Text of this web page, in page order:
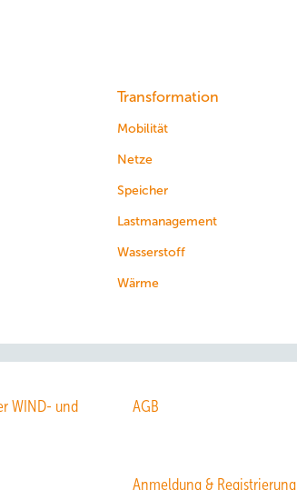
Transformation
Mobilität
Netze
Speicher
Lastmanagement
Wasserstoff
Wärme
WIND- und AGB
Anmeldung & Registrierung